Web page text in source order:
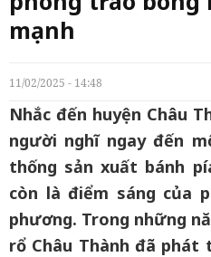
mạnh
11/02/2025 - 14:48
Nhắc đến huyện Châu
người nghĩ ngay đến
thống sản xuất bánh
còn là điểm sáng của
phương. Trong những
rổ Châu Thành đã